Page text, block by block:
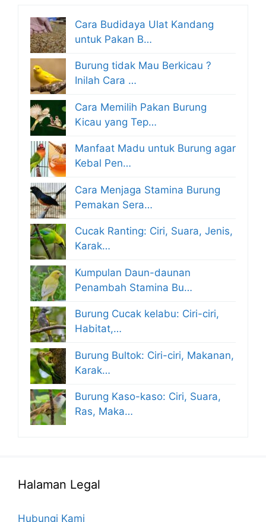
Cara Budidaya Ulat Kandang
untuk Pakan B…
Burung tidak Mau Berkicau ?
Inilah Cara …
Cara Memilih Pakan Burung
Kicau yang Tep…
Manfaat Madu untuk Burung agar
Kebal Pen…
Cara Menjaga Stamina Burung
Pemakan Sera…
Cucak Ranting: Ciri, Suara, Jenis,
Karak…
Kumpulan Daun-daunan
Penambah Stamina Bu…
Burung Cucak kelabu: Ciri-ciri,
Habitat,…
Burung Bultok: Ciri-ciri, Makanan,
Karak…
Burung Kaso-kaso: Ciri, Suara,
Ras, Maka…
Halaman Legal
Hubungi Kami